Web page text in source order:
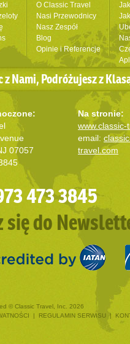
O Classic Travel
Nasi Przewodnicy
Nasz Zespół
Blog
Opinie i Referencje
z Nami, Podróżujesz z
07057
Na stronie:
www.classic-
email:
travel.com
473 3845
się do
© Classic Travel, Inc. 2026
| REGULAMIN SERWISU |